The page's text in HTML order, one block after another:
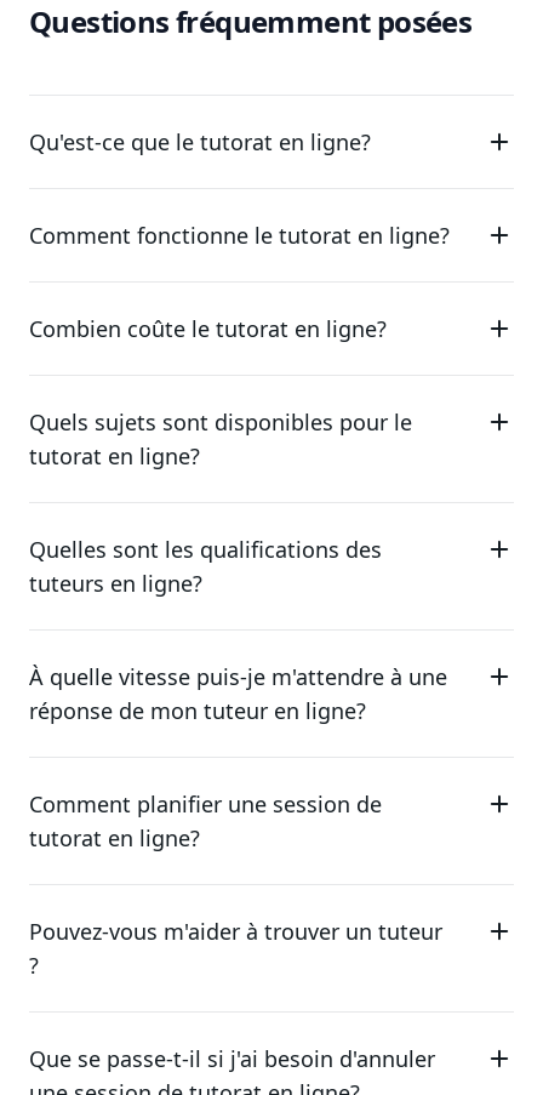
Questions fréquemment posées
Qu'est-ce que le tutorat en ligne?
Comment fonctionne le tutorat en ligne?
Combien coûte le tutorat en ligne?
Quels sujets sont disponibles pour le
tutorat en ligne?
Quelles sont les qualifications des
tuteurs en ligne?
À quelle vitesse puis-je m'attendre à une
réponse de mon tuteur en ligne?
Comment planifier une session de
tutorat en ligne?
Pouvez-vous m'aider à trouver un tuteur
?
Que se passe-t-il si j'ai besoin d'annuler